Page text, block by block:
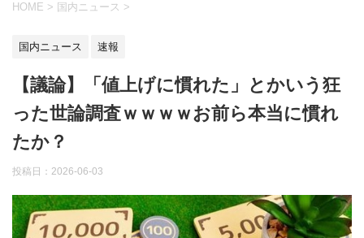
HOME > 国内ニュース >
国内ニュース 速報
【議論】「値上げに慣れた」とかいう狂
った世論調査ｗｗｗｗお前ら本当に慣れ
たか？
投稿日： 2026-06-03